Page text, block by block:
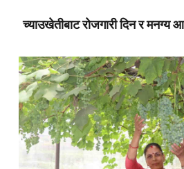
च्याउखेतीबाट रोजगारी दिन र